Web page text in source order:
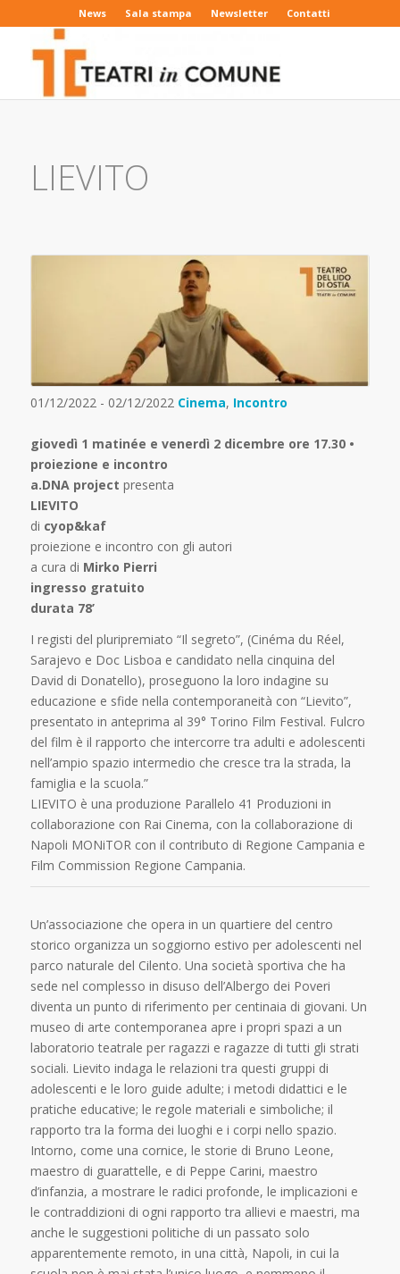
News Sala stampa Newsletter Contatti
LIEVITO
01/12/2022 - 02/12/2022 Cinema, Incontro
giovedì 1 matinée e venerdì 2 dicembre ore 17.30 •
proiezione e incontro
a.DNA project presenta
LIEVITO
di cyop&kaf
proiezione e incontro con gli autori
a cura di Mirko Pierri
ingresso gratuito
durata 78’
I registi del pluripremiato “Il segreto”, (Cinéma du Réel,
Sarajevo e Doc Lisboa e candidato nella cinquina del
David di Donatello), proseguono la loro indagine su
educazione e sfide nella contemporaneità con “Lievito”,
presentato in anteprima al 39° Torino Film Festival. Fulcro
del film è il rapporto che intercorre tra adulti e adolescenti
nell’ampio spazio intermedio che cresce tra la strada, la
famiglia e la scuola.”
LIEVITO è una produzione Parallelo 41 Produzioni in
collaborazione con Rai Cinema, con la collaborazione di
Napoli MONiTOR con il contributo di Regione Campania e
Film Commission Regione Campania.
Un’associazione che opera in un quartiere del centro
storico organizza un soggiorno estivo per adolescenti nel
parco naturale del Cilento. Una società sportiva che ha
sede nel complesso in disuso dell’Albergo dei Poveri
diventa un punto di riferimento per centinaia di giovani. Un
museo di arte contemporanea apre i propri spazi a un
laboratorio teatrale per ragazzi e ragazze di tutti gli strati
sociali. Lievito indaga le relazioni tra questi gruppi di
adolescenti e le loro guide adulte; i metodi didattici e le
pratiche educative; le regole materiali e simboliche; il
rapporto tra la forma dei luoghi e i corpi nello spazio.
Intorno, come una cornice, le storie di Bruno Leone,
maestro di guarattelle, e di Peppe Carini, maestro
d’infanzia, a mostrare le radici profonde, le implicazioni e
le contraddizioni di ogni rapporto tra allievi e maestri, ma
anche le suggestioni politiche di un passato solo
apparentemente remoto, in una città, Napoli, in cui la